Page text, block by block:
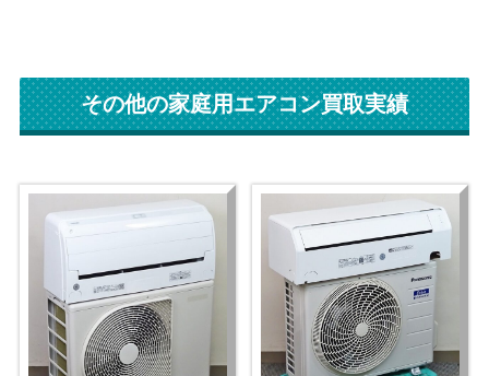
その他の家庭用エアコン買取実績